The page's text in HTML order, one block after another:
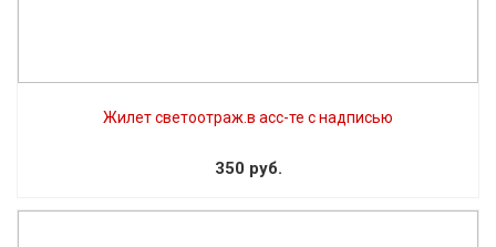
Жилет светоотраж.в асс-те с надписью
350 руб.